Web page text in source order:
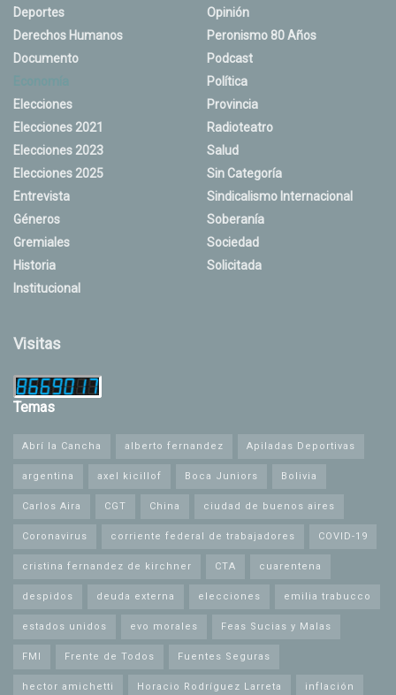
Deportes
Derechos Humanos
Documento
Elecciones
Elecciones 2021
Elecciones 2023
Elecciones 2025
Entrevista
Géneros
Gremiales
Historia
Institucional
Opinión
Peronismo 80 Años
Podcast
Política
Provincia
Radioteatro
Salud
Sin Categoría
Sindicalismo Internacional
Soberanía
Sociedad
Solicitada
Visitas
Temas
Abrí la Cancha alberto fernandez Apiladas Deportivas
argentina axel kicillof Boca Juniors Bolivia
Carlos Aira CGT China ciudad de buenos aires
Coronavirus corriente federal de trabajadores COVID-19
cristina fernandez de kirchner CTA cuarentena
despidos deuda externa elecciones emilia trabucco
estados unidos evo morales Feas Sucias y Malas
FMI Frente de Todos Fuentes Seguras
hector amichetti Horacio Rodríguez Larreta inflación